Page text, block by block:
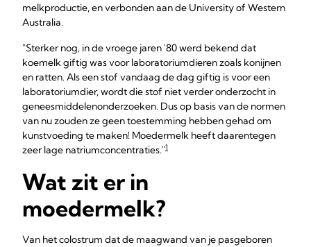
melkproductie, en verbonden aan de University of Western
Australia.
"Sterker nog, in de vroege jaren '80 werd bekend dat
koemelk giftig was voor laboratoriumdieren zoals konijnen
en ratten. Als een stof vandaag de dag giftig is voor een
laboratoriumdier, wordt die stof niet verder onderzocht in
geneesmiddelenonderzoeken. Dus op basis van de normen
van nu zouden ze geen toestemming hebben gehad om
kunstvoeding te maken! Moedermelk heeft daarentegen
zeer lage natriumconcentraties."1
Wat zit er in
moedermelk?
Van het colostrum dat de maagwand van je pasgeboren